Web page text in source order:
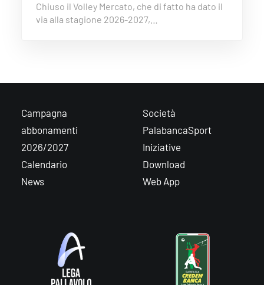
Chiuso il Volley Mercato, che di fatto ha dato il
via alla stagione 2026-2027,…
Campagna
abbonamenti
2026/2027
Calendario
News
Società
PalabancaSport
Iniziative
Download
Web App